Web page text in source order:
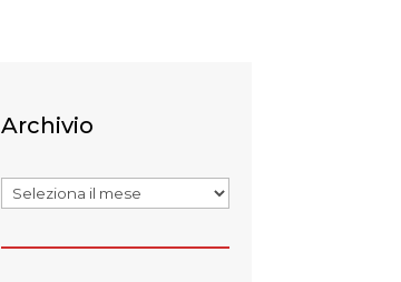
Archivio
Archivi